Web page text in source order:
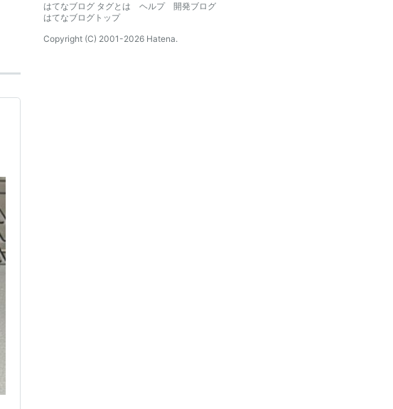
はてなブログ タグとは
ヘルプ
開発ブログ
はてなブログトップ
Copyright (C) 2001-2026 Hatena.